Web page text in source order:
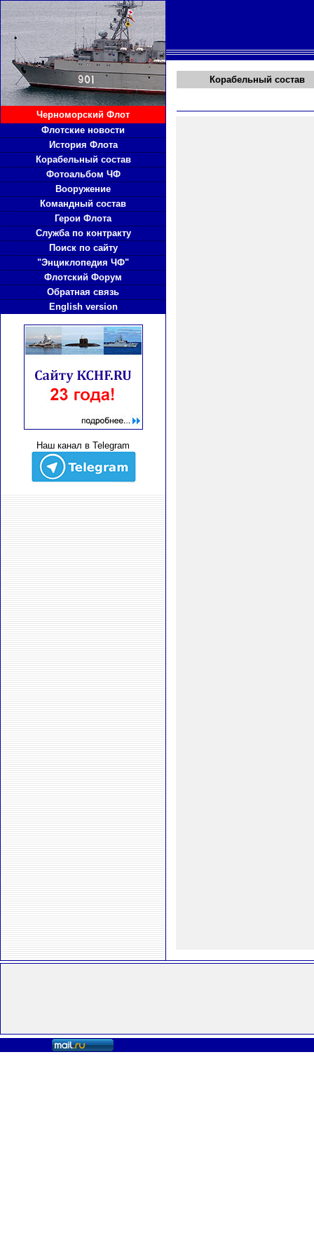
Черноморский Флот
Флотские новости
История Флота
Корабельный состав
Фотоальбом ЧФ
Вооружение
Командный состав
Герои Флота
Служба по контракту
Поиск по сайту
"Энциклопедия ЧФ"
Флотский Форум
Обратная связь
English version
Наш канал в Telegram
Корабельный состав